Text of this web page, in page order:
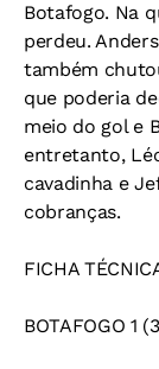
Botafogo. Na
perdeu.
também
que poderia
meio do gol e
entretanto,
cavadinha e
cobranças.
FICHA
BOTAFOGO 1